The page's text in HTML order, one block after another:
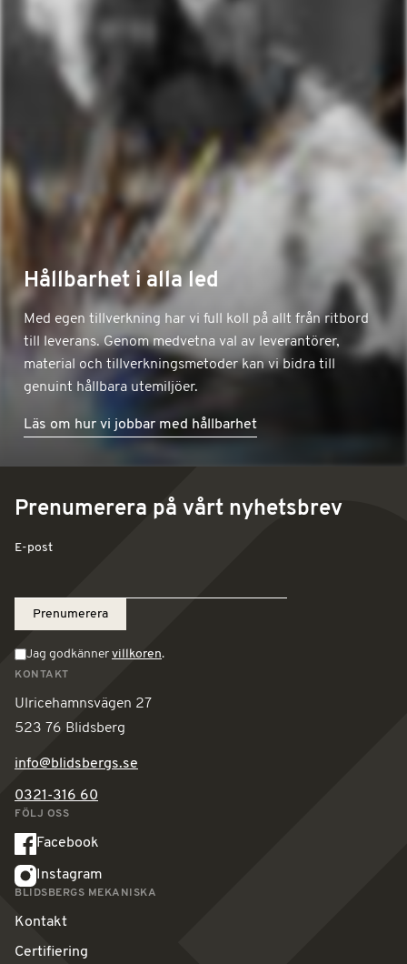
Hållbarhet i alla led
Med egen tillverkning har vi full koll på allt från ritbord
till leverans. Genom medvetna val av leverantörer,
material och tillverkningsmetoder kan vi bidra till
genuint hållbara utemiljöer.
Läs om hur vi jobbar med hållbarhet
KONTAKT
Ulricehamnsvägen 27
523 76 Blidsberg
info@blidsbergs.se
0321-316 60
FÖLJ OSS
Facebook
Instagram
BLIDSBERGS MEKANISKA
Kontakt
Certifiering
Prenumerera på vårt nyhetsbrev
E-post
Jag godkänner villkoren.